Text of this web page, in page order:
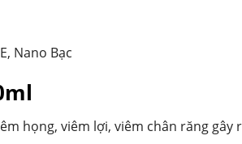
Nano Bạc
họng, viêm lợi, viêm chân răng gây